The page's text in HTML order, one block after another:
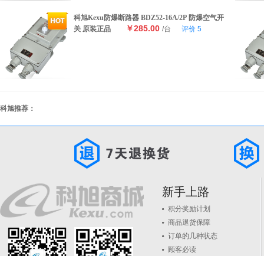
科旭Kexu防爆断路器 BDZ52-16A/2P 防爆空气开
关 原装正品
￥285.00 /台 评价 5
科旭推荐：
新手上路
积分奖励计划
商品退货保障
订单的几种状态
顾客必读